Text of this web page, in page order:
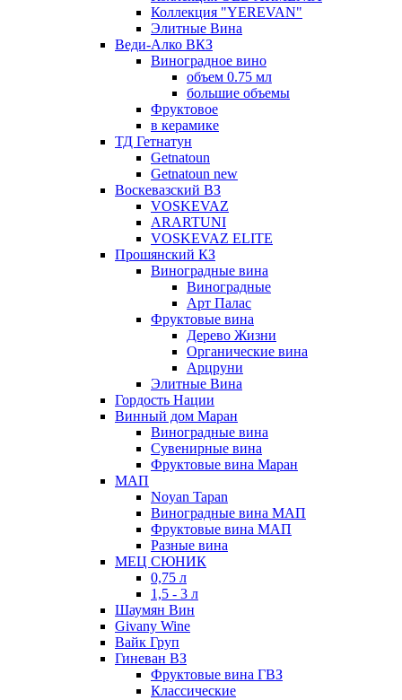
Коллекция "YEREVAN"
Элитные Вина
Веди-Алко ВКЗ
Виноградное вино
объем 0.75 мл
большие объемы
Фруктовое
в керамике
ТД Гетнатун
Getnatoun
Getnatoun new
Воскевазский ВЗ
VOSKEVAZ
ARARTUNI
VOSKEVAZ ELITE
Прошянский КЗ
Виноградные вина
Виноградные
Арт Палас
Фруктовые вина
Дерево Жизни
Органические вина
Арцруни
Элитные Вина
Гордость Нации
Винный дом Маран
Виноградные вина
Сувенирные вина
Фруктовые вина Маран
МАП
Noyan Tapan
Виноградные вина МАП
Фруктовые вина МАП
Разные вина
МЕЦ СЮНИК
0,75 л
1,5 - 3 л
Шаумян Вин
Givany Wine
Вайк Груп
Гиневан ВЗ
Фруктовые вина ГВЗ
Классические